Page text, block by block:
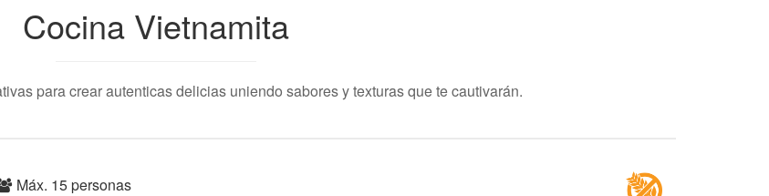
Cocina Vietnamita
para crear autenticas delicias uniendo sabores y texturas que te cautivarán.
Máx. 15 personas